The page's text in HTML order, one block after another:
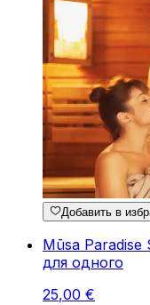
Добавить в
Mūsa
для одного
25,00 €